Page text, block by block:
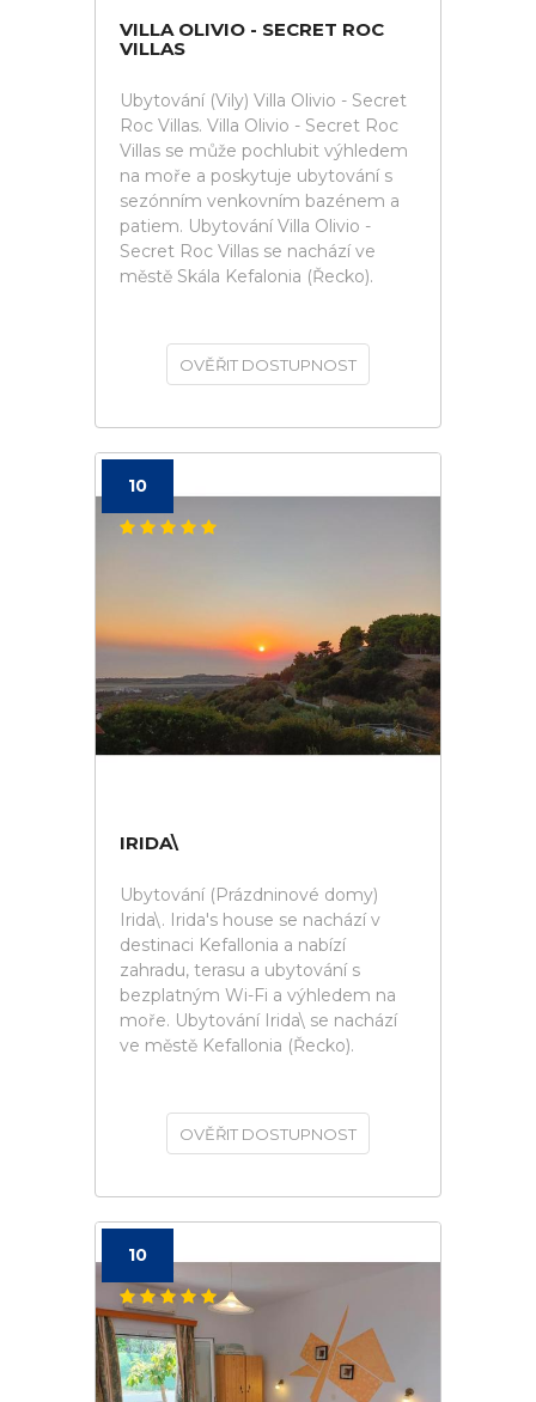
VILLA OLIVIO - SECRET ROC
VILLAS
Ubytování (Vily) Villa Olivio - Secret
Roc Villas. Villa Olivio - Secret Roc
Villas se může pochlubit výhledem
na moře a poskytuje ubytování s
sezónním venkovním bazénem a
patiem. Ubytování Villa Olivio -
Secret Roc Villas se nachází ve
městě Skála Kefalonia (Řecko).
OVĚŘIT DOSTUPNOST
10
IRIDA\
Ubytování (Prázdninové domy)
Irida\. Irida's house se nachází v
destinaci Kefallonia a nabízí
zahradu, terasu a ubytování s
bezplatným Wi-Fi a výhledem na
moře. Ubytování Irida\ se nachází
ve městě Kefallonia (Řecko).
OVĚŘIT DOSTUPNOST
10